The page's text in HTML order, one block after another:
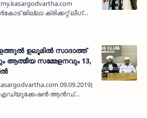
ജില്ലാ ക്രിക്കറ്റ് ലീഗ്
ടീം അമാസ്‌ക്കിനുള്ള
അമാസ്‌ക്ക് കമ്മിറ്റി
ഉലൂമില്‍ സാദാത്ത്
ആത്മീയ സമ്മേളനവും 13,
09.09.2019) പഞ്ചിക്കല്‍
എഡ്യൂക്കേഷന്‍ ആന്‍ഡ്
നടന്നു വരുന്ന സാദത്ത്
ആത്…